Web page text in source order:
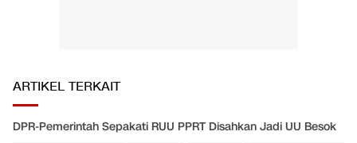
ARTIKEL TERKAIT
DPR-Pemerintah Sepakati RUU PPRT Disahkan Jadi UU Besok